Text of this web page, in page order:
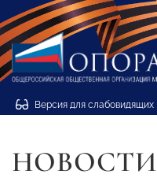
Версия для слабовидящих
НОВОСТИ